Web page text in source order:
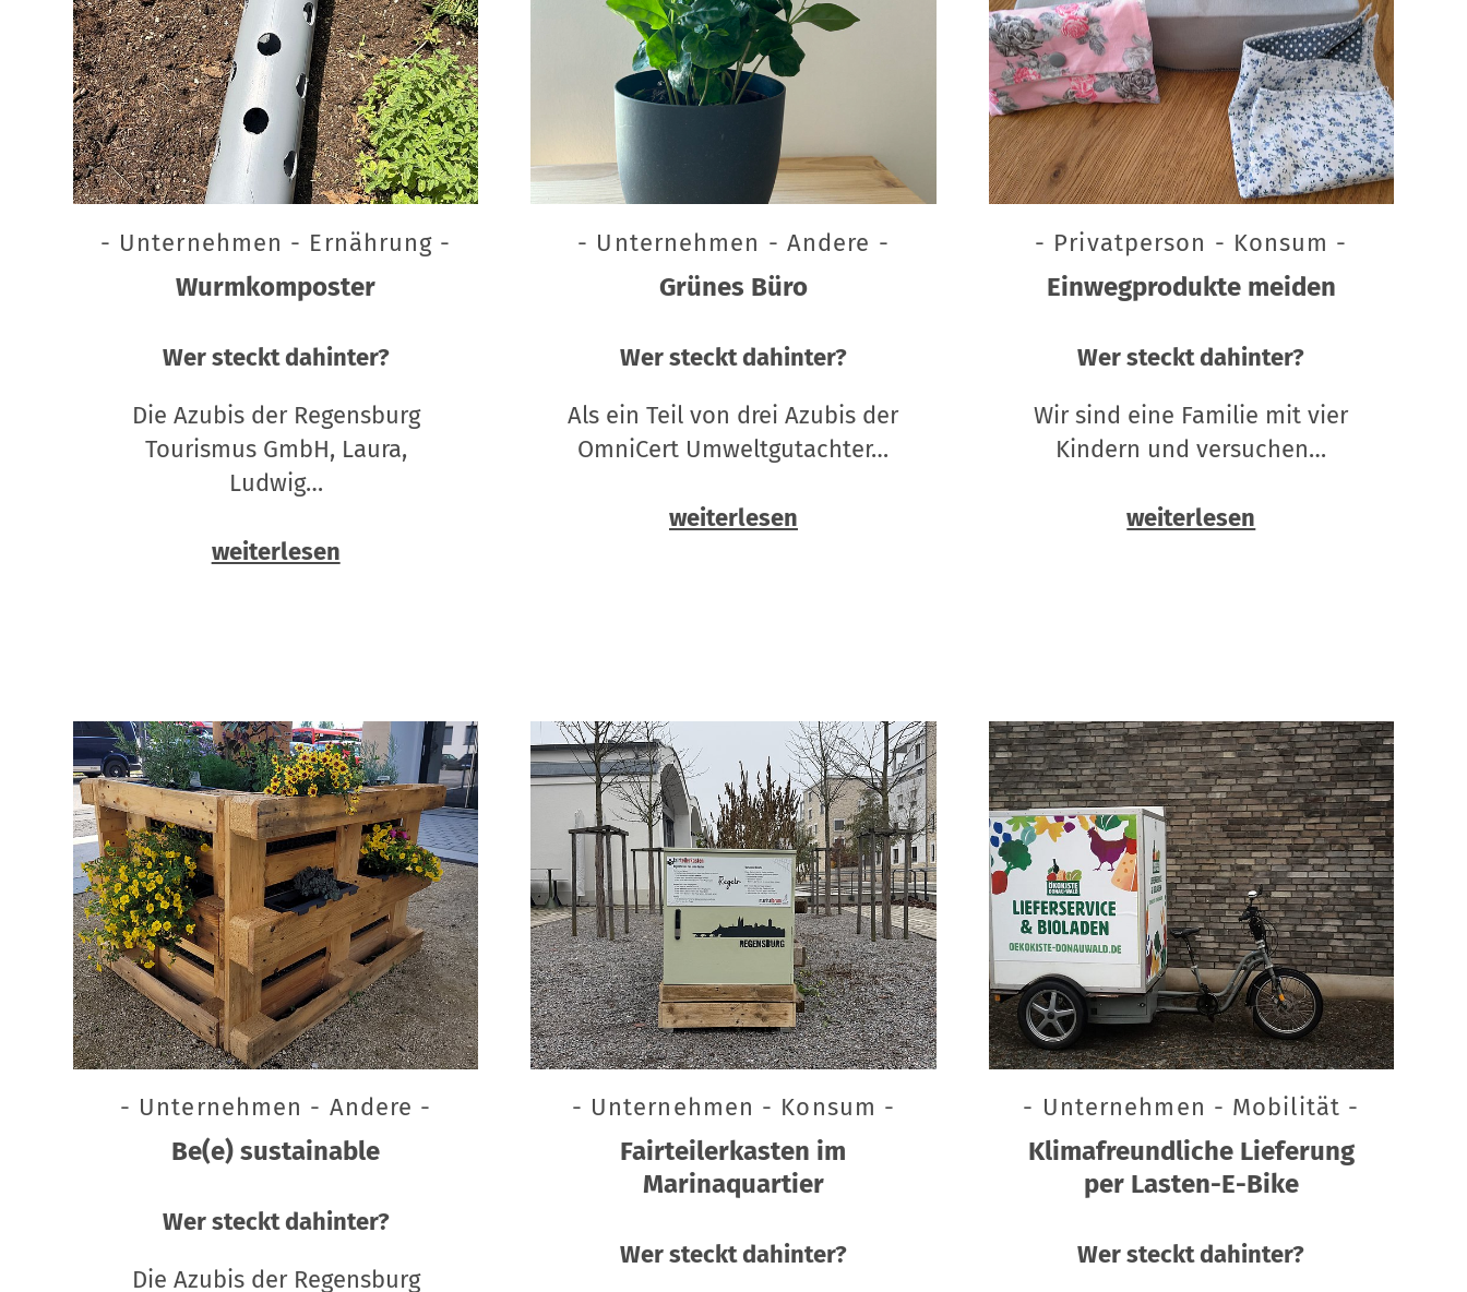
- Unternehmen - Ernährung -
Wurmkomposter
Wer steckt dahinter?
Die Azubis der Regensburg
Tourismus GmbH, Laura,
Ludwig…
weiterlesen
- Unternehmen - Andere -
Grünes Büro
Wer steckt dahinter?
Als ein Teil von drei Azubis der
OmniCert Umweltgutachter…
weiterlesen
- Privatperson - Konsum -
Einwegprodukte meiden
Wer steckt dahinter?
Wir sind eine Familie mit vier
Kindern und versuchen…
weiterlesen
- Unternehmen - Andere -
Be(e) sustainable
Wer steckt dahinter?
Die Azubis der Regensburg
- Unternehmen - Konsum -
Fairteilerkasten im
Marinaquartier
Wer steckt dahinter?
- Unternehmen - Mobilität -
Klimafreundliche Lieferung
per Lasten-E-Bike
Wer steckt dahinter?